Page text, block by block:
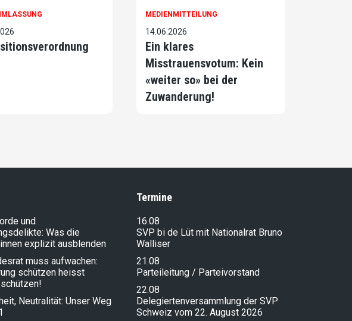
MEDIENMITTEILUNG
14.06.2026
Ein klares
Misstrauensvotum: Kein
«weiter so» bei der
Zuwanderung!
und
Was die
explizit ausblenden
muss aufwachen:
schützen heisst
Neutralität: Unser Weg
Termine
16.08
SVP bi de Lüt mit Nationalrat Bruno
Walliser
21.08
Parteileitung / Parteivorstand
22.08
Delegiertenversammlung der SVP
Schweiz vom 22. August 2026